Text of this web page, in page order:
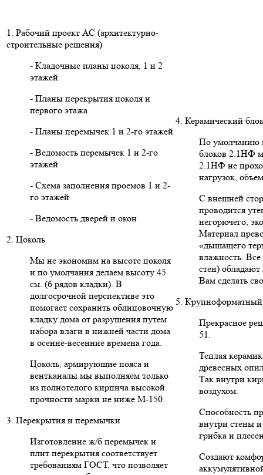
1. Рабочий проект АС (архитектурно-
строительные решения)
- Кладочные планы цоколя, 1 и 2
этажей
- Планы перекрытия цоколя и
первого этажа
- Планы перемычек 1 и 2-го этажей
- Ведомость перемычек 1 и 2-го
этажей
- Схема заполнения проемов 1 и 2-
го этажей
- Ведомость дверей и окон
2. Цоколь
Мы не экономим на высоте цоколя
и по умолчания делаем высоту 45
см. (6 рядов кладки). В
долгосрочной перспективе это
помогает сохранить облицовочную
кладку дома от разрушения путем
набора влаги в нижней части дома
в осенне-весенние времена года.
Цоколь, армирующие пояса и
вентканалы мы выполняем только
из полнотелого кирпича высокой
прочности марки не ниже М-150.
3. Перекрытия и перемычки
Изготовление ж/б перемычек и
плит перекрытия соответствует
требованиям ГОСТ, что позволяет
4. Керамический
По умолчанию
блоков 2.1НФ
2.1НФ не
нагрузок,
С внешней
проводится
негорючего,
Материал
«дышащего
влажность.
стен)
Вам сделать
5. Крупноформатный
Прекрасное
51.
Теплая
древесных
Так внутри
воздухом.
Способность
внутри стены и
грибка и
Создают